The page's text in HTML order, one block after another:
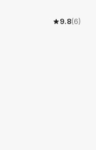
9.8(6)